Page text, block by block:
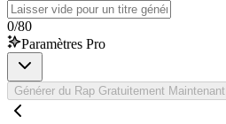
0/80
Paramètres Pro
Générer du Rap Gratuitement Maintenant